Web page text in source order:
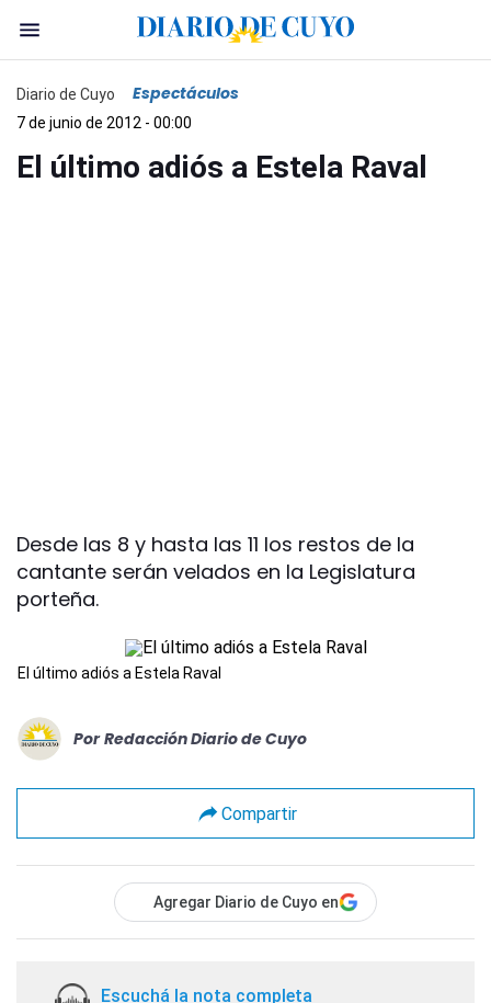
Diario de Cuyo Espectáculos
7 de junio de 2012 - 00:00
El último adiós a Estela Raval
Desde las 8 y hasta las 11 los restos de la
cantante serán velados en la Legislatura
porteña.
El último adiós a Estela Raval
Por Redacción Diario de Cuyo
Compartir
Agregar Diario de Cuyo en
Escuchá la nota completa